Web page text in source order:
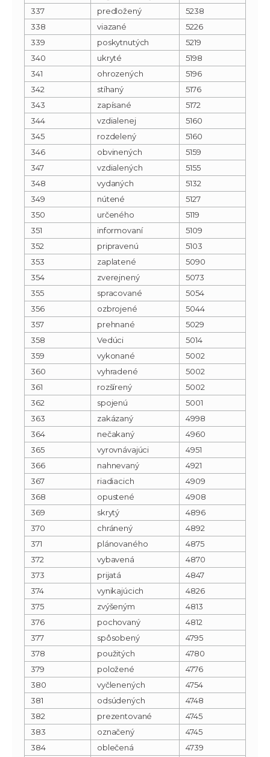
337
predložený
5238
338
viazané
5226
339
poskytnutých
5219
340
ukryté
5198
341
ohrozených
5196
342
stíhaný
5176
343
zapísané
5172
344
vzdialenej
5160
345
rozdelený
5160
346
obvinených
5159
347
vzdialených
5155
348
vydaných
5132
349
nútené
5127
350
určeného
5119
351
informovaní
5109
352
pripravenú
5103
353
zaplatené
5090
354
zverejnený
5073
355
spracované
5054
356
ozbrojené
5044
357
prehnané
5029
358
Vedúci
5014
359
vykonané
5002
360
vyhradené
5002
361
rozšírený
5002
362
spojenú
5001
363
zakázaný
4998
364
nečakaný
4960
365
vyrovnávajúci
4951
366
nahnevaný
4921
367
riadiacich
4909
368
opustené
4908
369
skrytý
4896
370
chránený
4892
371
plánovaného
4875
372
vybavená
4870
373
prijatá
4847
374
vynikajúcich
4826
375
zvýšeným
4813
376
pochovaný
4812
377
spôsobený
4795
378
použitých
4780
379
položené
4776
380
vyčlenených
4754
381
odsúdených
4748
382
prezentované
4745
383
označený
4745
384
oblečená
4739